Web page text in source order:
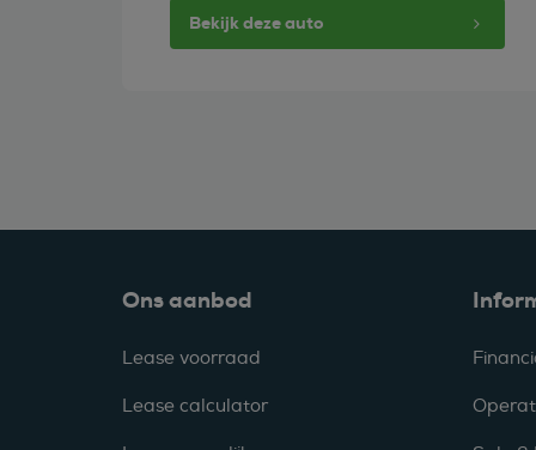
Bekijk deze auto
Ons aanbod
Lease voorraad
Lease calculator